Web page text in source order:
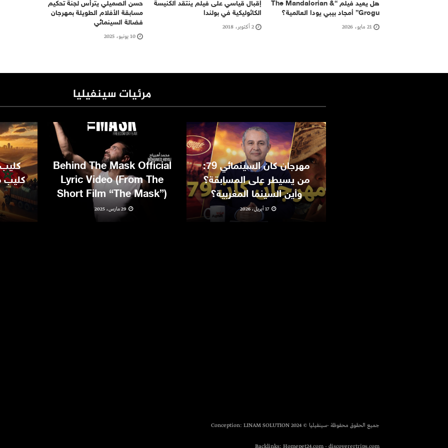
هل يعيد فيلم “The Mandalorian &
Grogu” أمجاد بيبي يودا العالمية؟
21 مايو، 2026
إقبال قياسي على فيلم ينتقد الكنيسة
الكاثوليكية في بولندا
2 أكتوبر، 2018
حسن الصميلي يترأس لجنة تحكيم
مسابقة الأفلام الطويلة بمهرجان
فضالة السينمائي
10 يونيو، 2025
مرئيات سينفيليا
مهرجان كان السينمائي 79:
من يسيطر على المسابقة؟
وأين السينما المغربية؟
17 أبريل، 2026
Behind The Mask Official
Lyric Video (From The
Short Film “The Mask”)
29 مارس، 2025
كليب
جميع الحقوق محفوظة -سينفيليا © 2024 Conception: LINAM SOLUTION
Backlinks: Homepet24.com - discoverertrips.com